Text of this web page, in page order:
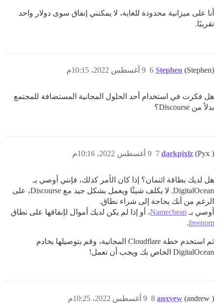
أنا على ميزانية محدودة للغاية، لا يمكنني إنفاق سوى دولار واحد
تقريبًا.
Stephen (Stephen) 9 أغسطس 2022، 10:15م 6
هل فكرت في استخدام أحد الحلول المجانية المستضافة للمجتمع
بدلاً من Discourse؟
darkpixlz (Pyx ) 9 أغسطس 2022، 10:16م 7
هل لديك بطاقة ائتمان؟ إذا كان الأمر كذلك، فإنني أوصي بـ
DigitalOcean. لا يكلف شيئًا ويعمل بشكل جيد مع Discourse، على
الرغم من أنك بحاجة إلى شراء نطاق.
أوصي بـ Namecheap، أو إذا لم يكن لديك أموال لإنفاقها على نطاق
freenom
.
ثم استخدم خطة Cloudflare المجانية، وقم بتوصيلها بخادم
DigitalOcean الخاص بك ويجب أن تعمل!
anxvew (andrew ) 9 أغسطس 2022، 10:25م 8